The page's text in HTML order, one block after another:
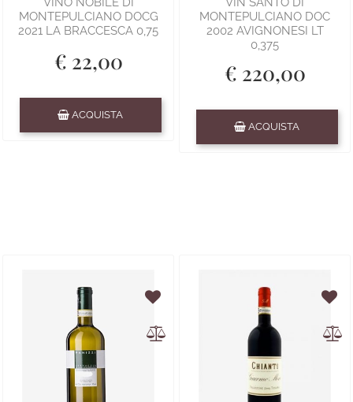
MONTEPULCIANO DOCG
2021 LA BRACCESCA 0,75
€ 22,00
ACQUISTA
MONTEPULCIANO DOC
2002 AVIGNONESI LT
0,375
€ 220,00
ACQUISTA